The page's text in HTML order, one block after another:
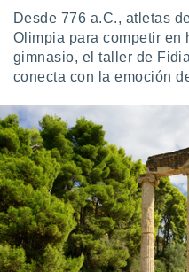
Desde 776 a.C., atletas
Olimpia para competir en
gimnasio, el taller de
conecta con la emoción